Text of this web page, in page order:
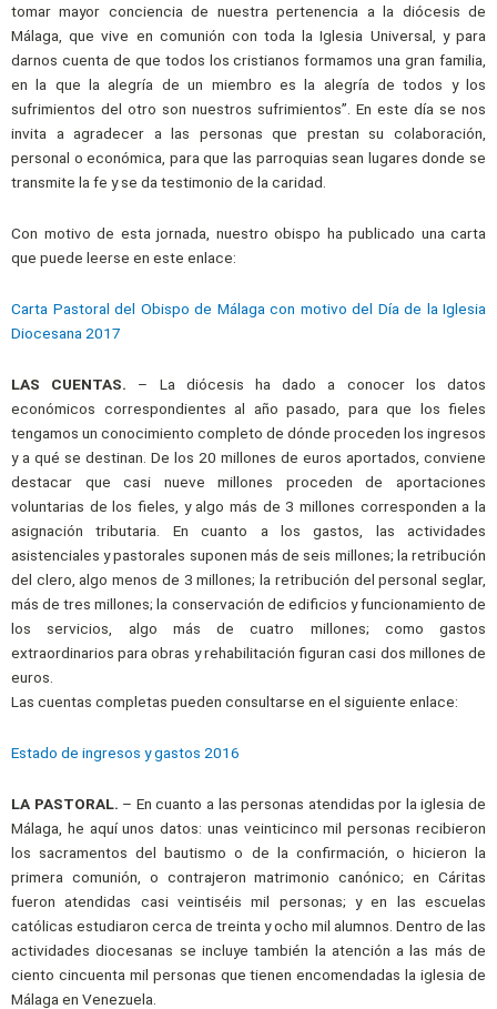
tomar mayor conciencia de nuestra pertenencia a la diócesis de
Málaga, que vive en comunión con toda la Iglesia Universal, y para
darnos cuenta de que todos los cristianos formamos una gran familia,
en la que la alegría de un miembro es la alegría de todos y los
sufrimientos del otro son nuestros sufrimientos”. En este día se nos
invita a agradecer a las personas que prestan su colaboración,
personal o económica, para que las parroquias sean lugares donde se
transmite la fe y se da testimonio de la caridad.
Con motivo de esta jornada, nuestro obispo ha publicado una carta
que puede leerse en este enlace:
Carta Pastoral del Obispo de Málaga con motivo del Día de la Iglesia
Diocesana 2017
LAS CUENTAS. – La diócesis ha dado a conocer los datos
económicos correspondientes al año pasado, para que los fieles
tengamos un conocimiento completo de dónde proceden los ingresos
y a qué se destinan. De los 20 millones de euros aportados, conviene
destacar que casi nueve millones proceden de aportaciones
voluntarias de los fieles, y algo más de 3 millones corresponden a la
asignación tributaria. En cuanto a los gastos, las actividades
asistenciales y pastorales suponen más de seis millones; la retribución
del clero, algo menos de 3 millones; la retribución del personal seglar,
más de tres millones; la conservación de edificios y funcionamiento de
los servicios, algo más de cuatro millones; como gastos
extraordinarios para obras y rehabilitación figuran casi dos millones de
euros.
Las cuentas completas pueden consultarse en el siguiente enlace:
Estado de ingresos y gastos 2016
LA PASTORAL. – En cuanto a las personas atendidas por la iglesia de
Málaga, he aquí unos datos: unas veinticinco mil personas recibieron
los sacramentos del bautismo o de la confirmación, o hicieron la
primera comunión, o contrajeron matrimonio canónico; en Cáritas
fueron atendidas casi veintiséis mil personas; y en las escuelas
católicas estudiaron cerca de treinta y ocho mil alumnos. Dentro de las
actividades diocesanas se incluye también la atención a las más de
ciento cincuenta mil personas que tienen encomendadas la iglesia de
Málaga en Venezuela.